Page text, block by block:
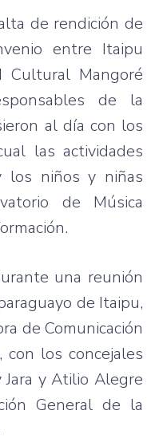
de rendición de
entre Itaipu
Cultural Mangoré
de la
al día con los
las actividades
los niños y niñas
de Música
una reunión
de Itaipu,
de Comunicación
con los concejales
y Atilio Alegre
General de la